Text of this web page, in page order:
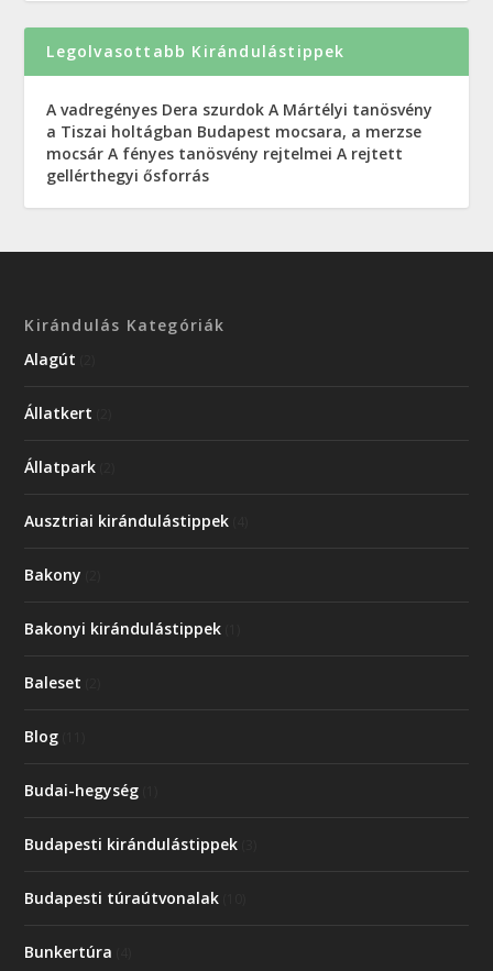
Legolvasottabb Kirándulástippek
A vadregényes Dera szurdok A Mártélyi tanösvény
a Tiszai holtágban Budapest mocsara, a merzse
mocsár A fényes tanösvény rejtelmei A rejtett
gellérthegyi ősforrás
Kirándulás Kategóriák
Alagút
Állatkert
Állatpark
Ausztriai kirándulástippek
Bakony
Bakonyi kirándulástippek
Baleset
Blog
Budai-hegység
Budapesti kirándulástippek
Budapesti túraútvonalak
Bunkertúra